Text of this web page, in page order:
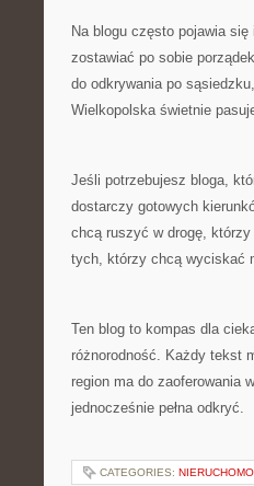
Na blogu często pojawia
zostawiać po sobie
do odkrywania po
Wielkopolska świetnie
Jeśli potrzebujesz bloga,
dostarczy gotowych
chcą ruszyć w drogę,
tych, którzy chcą wyciskać
Ten blog to kompas dla
różnorodność. Każdy tekst
region ma do zaoferowania
jednocześnie pełna odkryć.
CATEGORIES: